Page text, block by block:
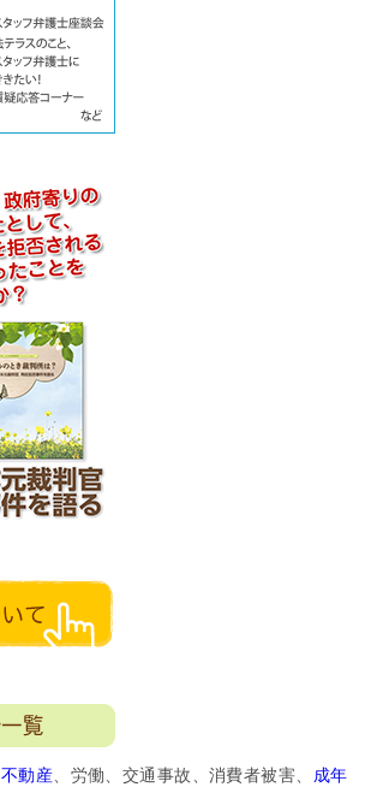
不動産 、労働、交通事故、消費者被害、 成年